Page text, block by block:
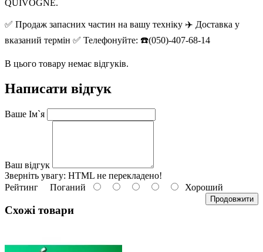
QUIVOGNE.
✅ Продаж запасних частин на вашу техніку ✈️ Доставка у
вказаний термін ✅ Телефонуйте: ☎️(050)-407-68-14
В цього товару немає відгуків.
Написати відгук
Ваше Ім`я
Ваш відгук
Зверніть увагу: HTML не перекладено!
Рейтинг Поганий Хороший
Продовжити
Схожі товари